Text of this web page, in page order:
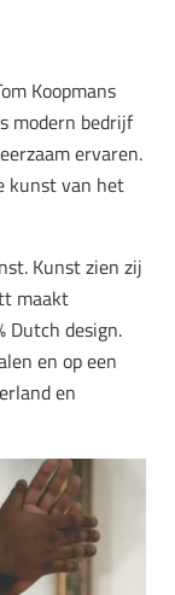
Koopmans
modern bedrijf
ervaren.
kunst van het
Kunst zien zij
maakt
Dutch design.
en op een
en